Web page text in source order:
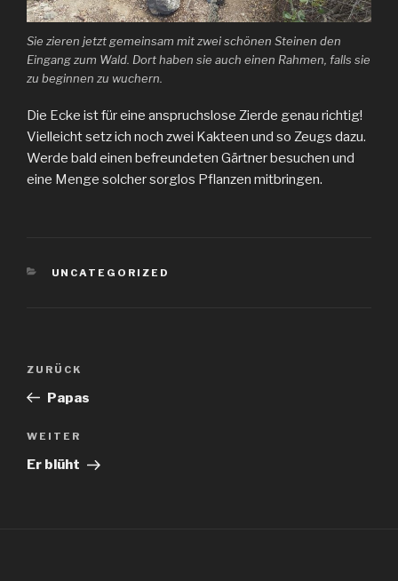
Sie zieren jetzt gemeinsam mit zwei schönen Steinen den
Eingang zum Wald. Dort haben sie auch einen Rahmen, falls sie
zu beginnen zu wuchern.
Die Ecke ist für eine anspruchslose Zierde genau richtig!
Vielleicht setz ich noch zwei Kakteen und so Zeugs dazu.
Werde bald einen befreundeten Gärtner besuchen und
eine Menge solcher sorglos Pflanzen mitbringen.
KATEGORIEN
UNCATEGORIZED
Beitragsnavigation
Vorheriger
Beitrag
ZURÜCK
Papas
Nächster
Beitrag
WEITER
Er blüht